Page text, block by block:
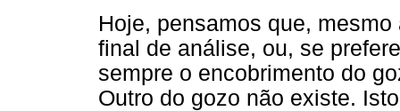
Hoje, pensamos que,
final de análise, ou, se
sempre o encobrimento do
Outro do gozo não existe.